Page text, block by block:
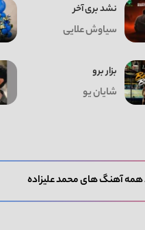
نشد بری آخر
سیاوش علایی
بزار برو
شایان یو
همه آهنگ های محمد علیزاده